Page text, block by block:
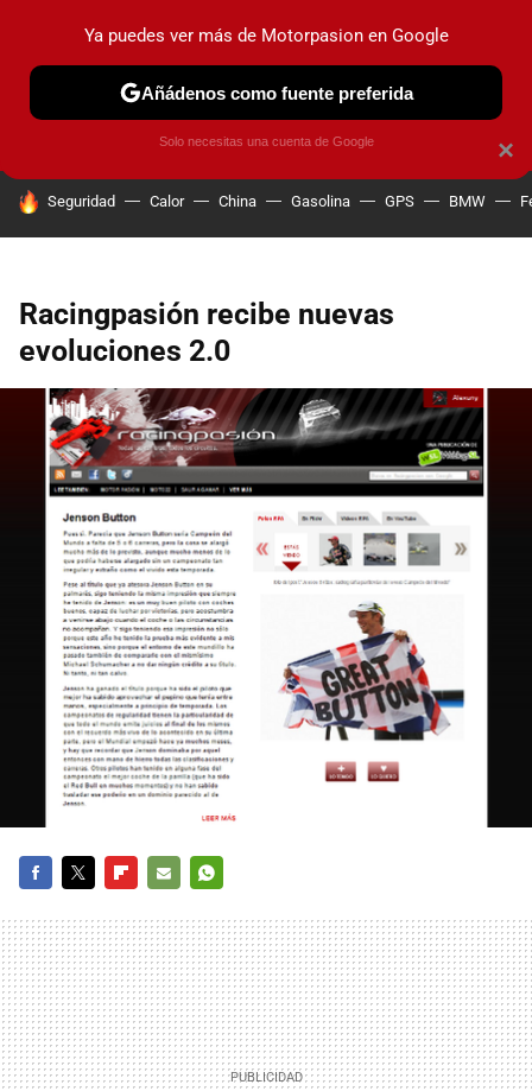
PRUEBAS COCHES ELÉCTRICOS OBSERVATORIO
HOY SE HABLA DE
Seguridad Calor China Gasolina GPS BMW
Racingpasión recibe nuevas
evoluciones 2.0
MAIL
×
Ya puedes ver más de Motorpasion en Google
Añádenos como fuente preferida
Solo necesitas una cuenta de Google